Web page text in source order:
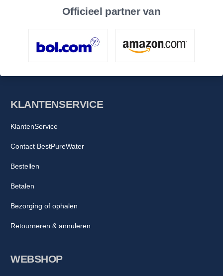
Officieel partner van
WEBSHOP
KLANTENSERVICE
KlantenService
Contact BestPureWater
Bestellen
Betalen
Bezorging of ophalen
Retourneren & annuleren